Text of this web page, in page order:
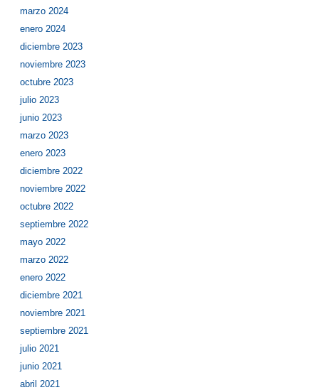
marzo 2024
enero 2024
diciembre 2023
noviembre 2023
octubre 2023
julio 2023
junio 2023
marzo 2023
enero 2023
diciembre 2022
noviembre 2022
octubre 2022
septiembre 2022
mayo 2022
marzo 2022
enero 2022
diciembre 2021
noviembre 2021
septiembre 2021
julio 2021
junio 2021
abril 2021